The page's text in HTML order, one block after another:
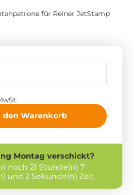
für Reiner JetStamp
den Warenkorb
Montag verschickt?
noch 21 Stunde(n) 7
und 2 Sekunde(n) Zeit